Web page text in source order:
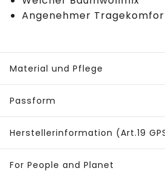
Angenehmer
Material und Pflege
Passform
Herstellerinformation (Art.19
For People and Planet